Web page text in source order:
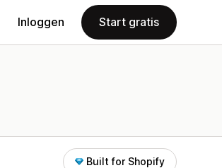
Inloggen Start gratis
Built for Shopify